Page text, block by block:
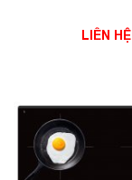
LIÊN HỆ